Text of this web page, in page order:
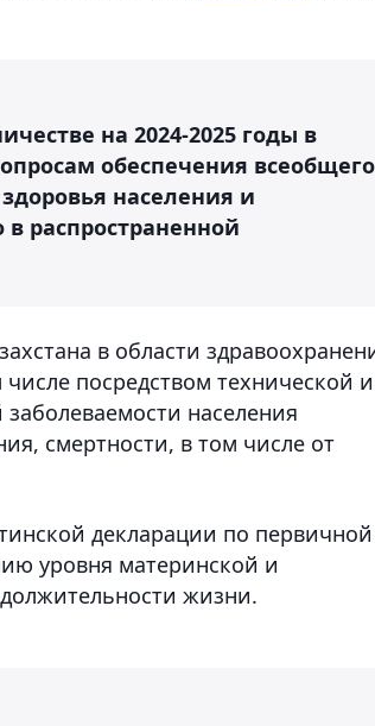
на 2024-2025 годы в
обеспечения всеобщего
населения и
распространенной
в области
посредством технической и
населения
смертности, в том числе от
декларации по первичной
уровня материнской и
жизни.